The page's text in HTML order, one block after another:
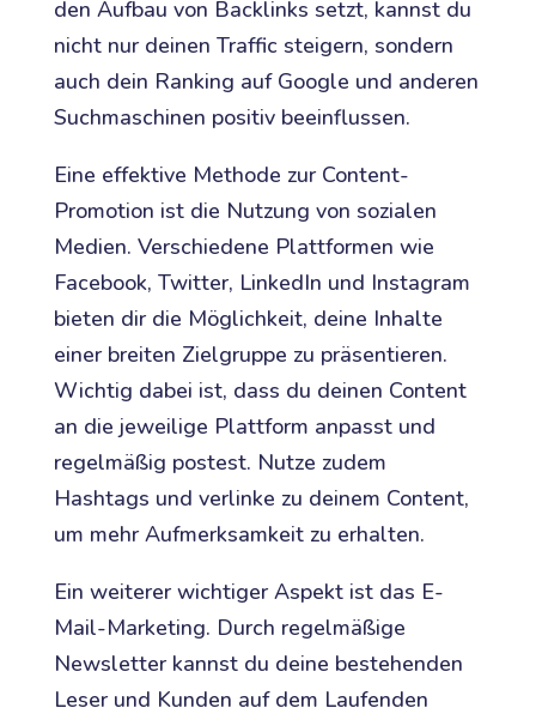
den Aufbau von Backlinks setzt, kannst du
nicht nur deinen Traffic steigern, sondern
auch dein Ranking auf Google und anderen
Suchmaschinen positiv beeinflussen.
Eine effektive Methode zur Content-
Promotion ist die Nutzung von sozialen
Medien. Verschiedene Plattformen wie
Facebook, Twitter, LinkedIn und Instagram
bieten dir die Möglichkeit, deine Inhalte
einer breiten Zielgruppe zu präsentieren.
Wichtig dabei ist, dass du deinen Content
an die jeweilige Plattform anpasst und
regelmäßig postest. Nutze zudem
Hashtags und verlinke zu deinem Content,
um mehr Aufmerksamkeit zu erhalten.
Ein weiterer wichtiger Aspekt ist das E-
Mail-Marketing. Durch regelmäßige
Newsletter kannst du deine bestehenden
Leser und Kunden auf dem Laufenden